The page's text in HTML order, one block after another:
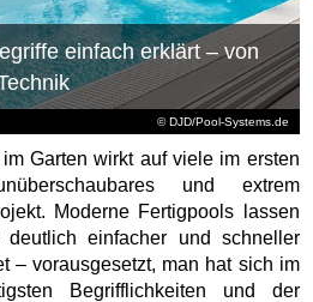
© DJD/Pool-Systems.de
einfach erklärt – von
Garten wirkt auf viele im ersten
und extrem
Moderne Fertigpools lassen
einfacher und schneller
– vorausgesetzt, man hat sich im
Begrifflichkeiten und der